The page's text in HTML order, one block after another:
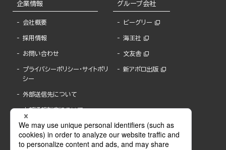
企業情報
会社概要
採用情報
お問い合わせ
プライバシーポリシー・サイトポリ
シー
外部送信先について
内部通報制度について
グループ会社
ビーグリー
海王社
文友舎
新アポロ出版